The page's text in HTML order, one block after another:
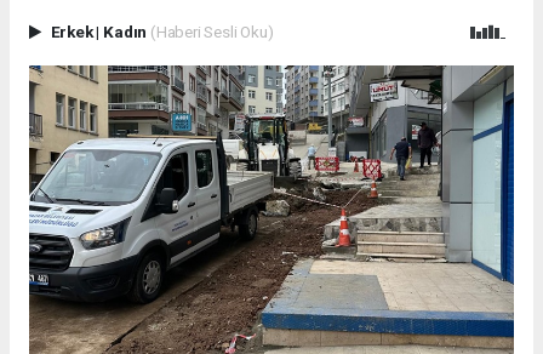
Erkek| Kadın (Haberi Sesli Oku)